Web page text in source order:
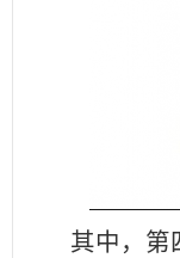
其中，